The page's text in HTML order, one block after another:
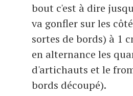
bout c'est à dire
va gonfler sur les
sortes de bords) à 1
en alternance les
d'artichauts et le
bords découpé).